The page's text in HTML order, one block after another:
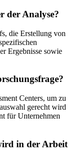
der Analyse?
die Erstellung von
Ergebnisse sowie
Centers, um zu
gerecht wird
für Unternehmen
in der Arbeit